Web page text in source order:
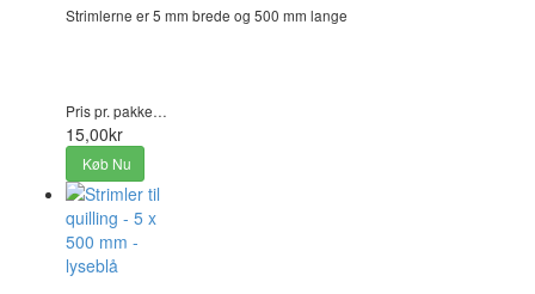
Strimlerne er 5 mm brede og 500 mm lange
Pris pr. pakke…
15,00kr
Køb Nu